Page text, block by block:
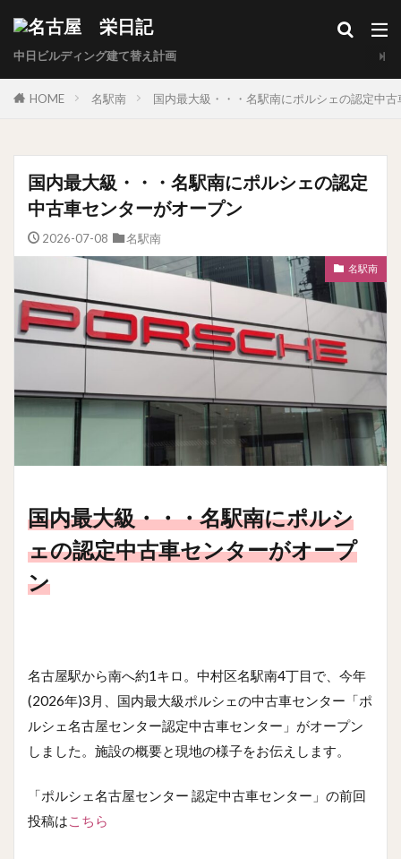
中日ビルディング建て替え計画
HOME 名駅南 国内最大級・・・名駅南にポルシェの認定中
国内最大級・・・名駅南にポルシェの認定
中古車センターがオープン
2026-07-08 名駅南
名駅南
国内最大級・・・名駅南にポルシ
ェの認定中古車センターがオープ
ン
名古屋駅から南へ約1キロ。中村区名駅南4丁目で、今年
(2026年)3月、国内最大級ポルシェの中古車センター「ポ
ルシェ名古屋センター認定中古車センター」がオープン
しました。施設の概要と現地の様子をお伝えします。
「ポルシェ名古屋センター 認定中古車センター」の前回
投稿は こちら